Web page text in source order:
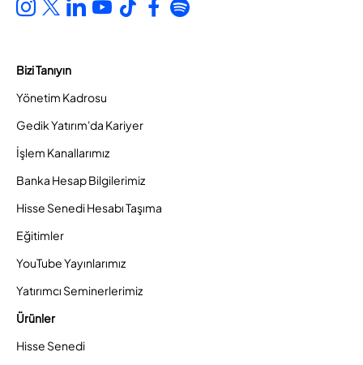
Bizi Tanıyın
Yönetim Kadrosu
Gedik Yatırım'da Kariyer
İşlem Kanallarımız
Banka Hesap Bilgilerimiz
Hisse Senedi Hesabı Taşıma
Eğitimler
YouTube Yayınlarımız
Yatırımcı Seminerlerimiz
Ürünler
Hisse Senedi